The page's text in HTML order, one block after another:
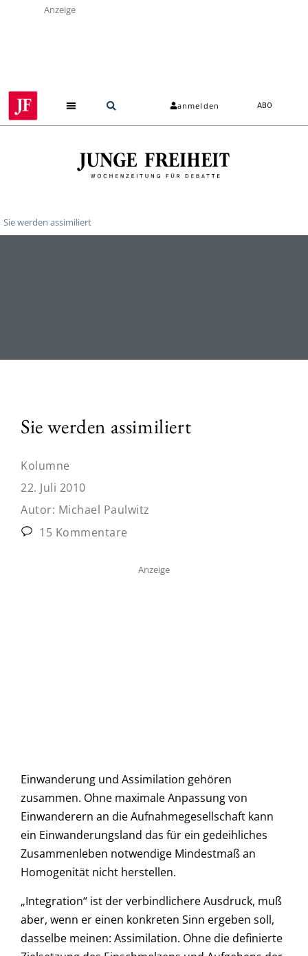
Anzeige
anmelden ABO
Sie werden assimiliert
Sie werden assimiliert
Kolumne
22. Juli 2010
Autor: Michael Paulwitz
15 Kommentare
Anzeige
Einwanderung und Assimilation gehören
zusammen. Ohne maximale Anpassung von
Einwanderern an die Aufnahmegesellschaft kann
ein Einwanderungsland das für ein gedeihliches
Zusammenleben notwendige Mindestmaß an
Homogenität nicht herstellen.
„Integration“ ist der verbindlichere Ausdruck, muß
aber, wenn er einen konkreten Sinn ergeben soll,
dasselbe meinen: Assimilation. Ohne die definierte